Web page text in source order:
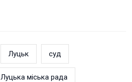
Луцьк суд
Луцька міська рада